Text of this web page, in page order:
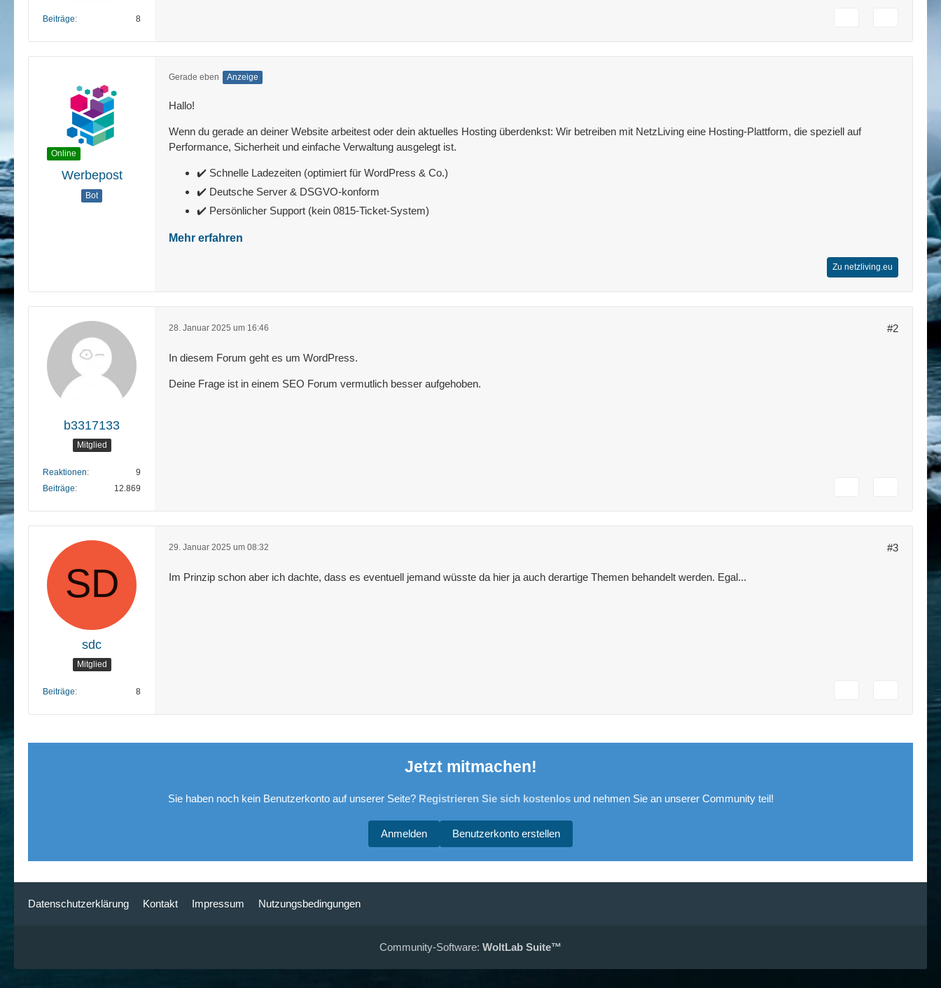
Beiträge 8
Online
Werbepost
Bot
Gerade eben Anzeige
Hallo!
Wenn du gerade an deiner Website arbeitest oder dein aktuelles Hosting überdenkst: Wir betreiben mit NetzLiving eine Hosting-Plattform, die speziell auf
Performance, Sicherheit und einfache Verwaltung ausgelegt ist.
✔️ Schnelle Ladezeiten (optimiert für WordPress & Co.)
✔️ Deutsche Server & DSGVO-konform
✔️ Persönlicher Support (kein 0815-Ticket-System)
Mehr erfahren
Zu netzliving.eu
b3317133
Mitglied
Reaktionen
9
Beiträge
12.869
28. Januar 2025 um 16:46 #2
In diesem Forum geht es um WordPress.
Deine Frage ist in einem SEO Forum vermutlich besser aufgehoben.
sdc
Mitglied
Beiträge 8
29. Januar 2025 um 08:32 #3
Im Prinzip schon aber ich dachte, dass es eventuell jemand wüsste da hier ja auch derartige Themen behandelt werden. Egal...
Jetzt mitmachen!
Sie haben noch kein Benutzerkonto auf unserer Seite? Registrieren Sie sich kostenlosund nehmen Sie an unserer Community teil!
Benutzerkonto erstellen
Anmelden
Datenschutzerklärung Kontakt Impressum Nutzungsbedingungen
Community-Software: WoltLab Suite™